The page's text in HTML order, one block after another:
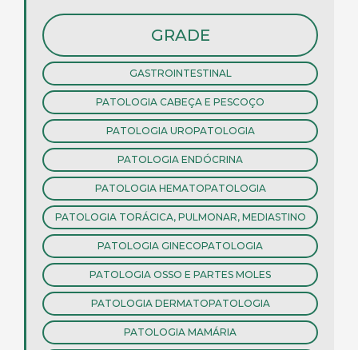
GRADE
GASTROINTESTINAL
PATOLOGIA CABEÇA E PESCOÇO
PATOLOGIA UROPATOLOGIA
PATOLOGIA ENDÓCRINA
PATOLOGIA HEMATOPATOLOGIA
PATOLOGIA TORÁCICA, PULMONAR, MEDIASTINO
PATOLOGIA GINECOPATOLOGIA
PATOLOGIA OSSO E PARTES MOLES
PATOLOGIA DERMATOPATOLOGIA
PATOLOGIA MAMÁRIA